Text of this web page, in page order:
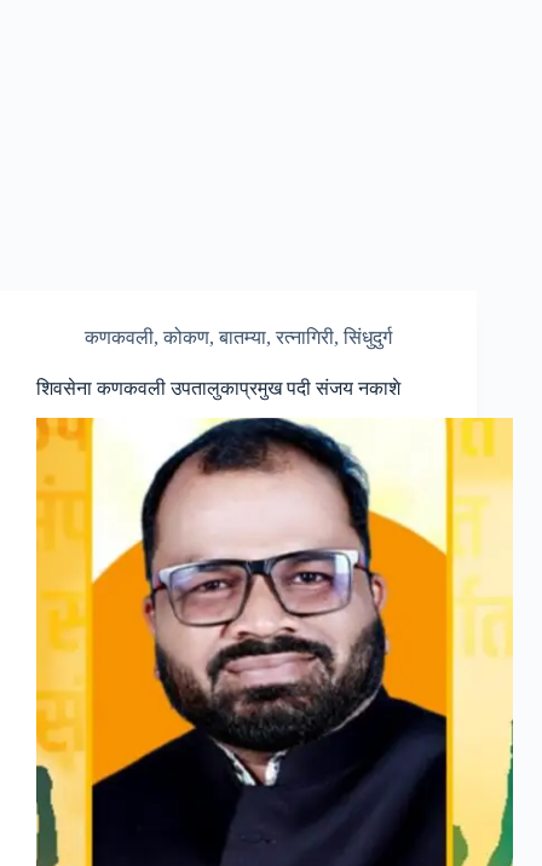
कणकवली,कोकण,बातम्या,रत्नागिरी,सिंधुदुर्ग
शिवसेना कणकवली उपतालुकाप्रमुख पदी संजय नकाशे